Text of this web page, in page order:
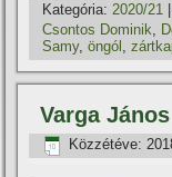
Kategória: 2020/21
Csontos Dominik,
Samy,öngól ,
Varga János
Közzétéve: